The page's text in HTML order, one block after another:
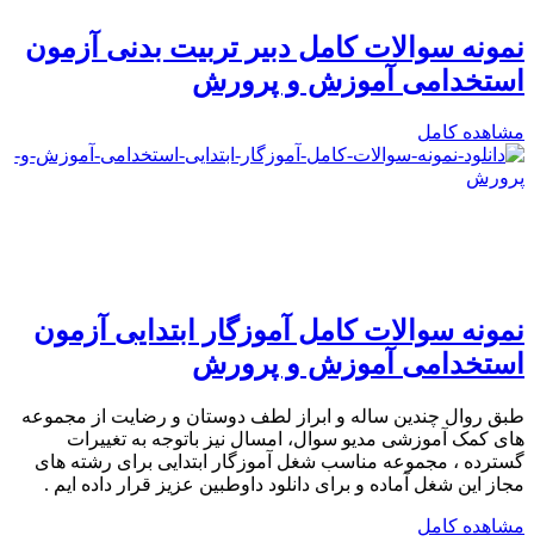
نمونه سوالات کامل دبیر تربیت بدنی آزمون
استخدامی آموزش و پرورش
مشاهده کامل
نمونه سوالات کامل آموزگار ابتدایی آزمون
استخدامی آموزش و پرورش
طبق روال چندین ساله و ابراز لطف دوستان و رضایت از مجموعه
های کمک آموزشی مدیو سوال، امسال نیز باتوجه به تغییرات
گسترده ، مجموعه مناسب شغل آموزگار ابتدایی برای رشته های
مجاز این شغل آماده و برای دانلود داوطبین عزیز قرار داده ایم .
مشاهده کامل